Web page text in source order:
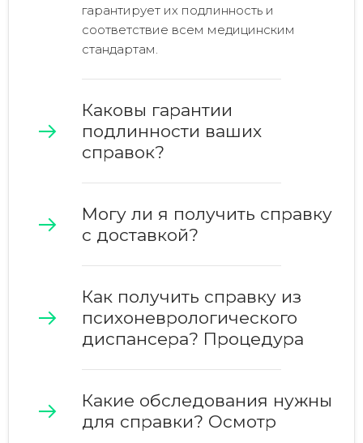
гарантирует их подлинность и
соответствие всем медицинским
стандартам.
Каковы гарантии
подлинности ваших
справок?
Могу ли я получить справку
с доставкой?
Как получить справку из
психоневрологического
диспансера? Процедура
Какие обследования нужны
для справки? Осмотр